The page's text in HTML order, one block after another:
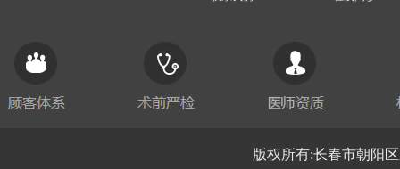
版权所有:长春市朝阳